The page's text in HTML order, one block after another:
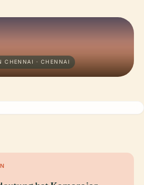
CHENNAI · CHENNAI